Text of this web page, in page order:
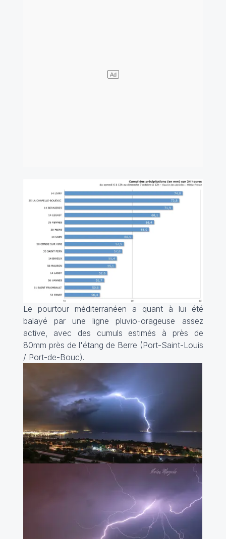
Le pourtour méditerranéen a quant à lui été
balayé par une ligne pluvio-orageuse assez
active, avec des cumuls estimés à près de
80mm près de l'étang de Berre (Port-Saint-Louis
/ Port-de-Bouc).